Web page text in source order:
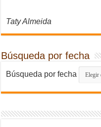
Taty Almeida
Búsqueda por fecha
Búsqueda por fecha